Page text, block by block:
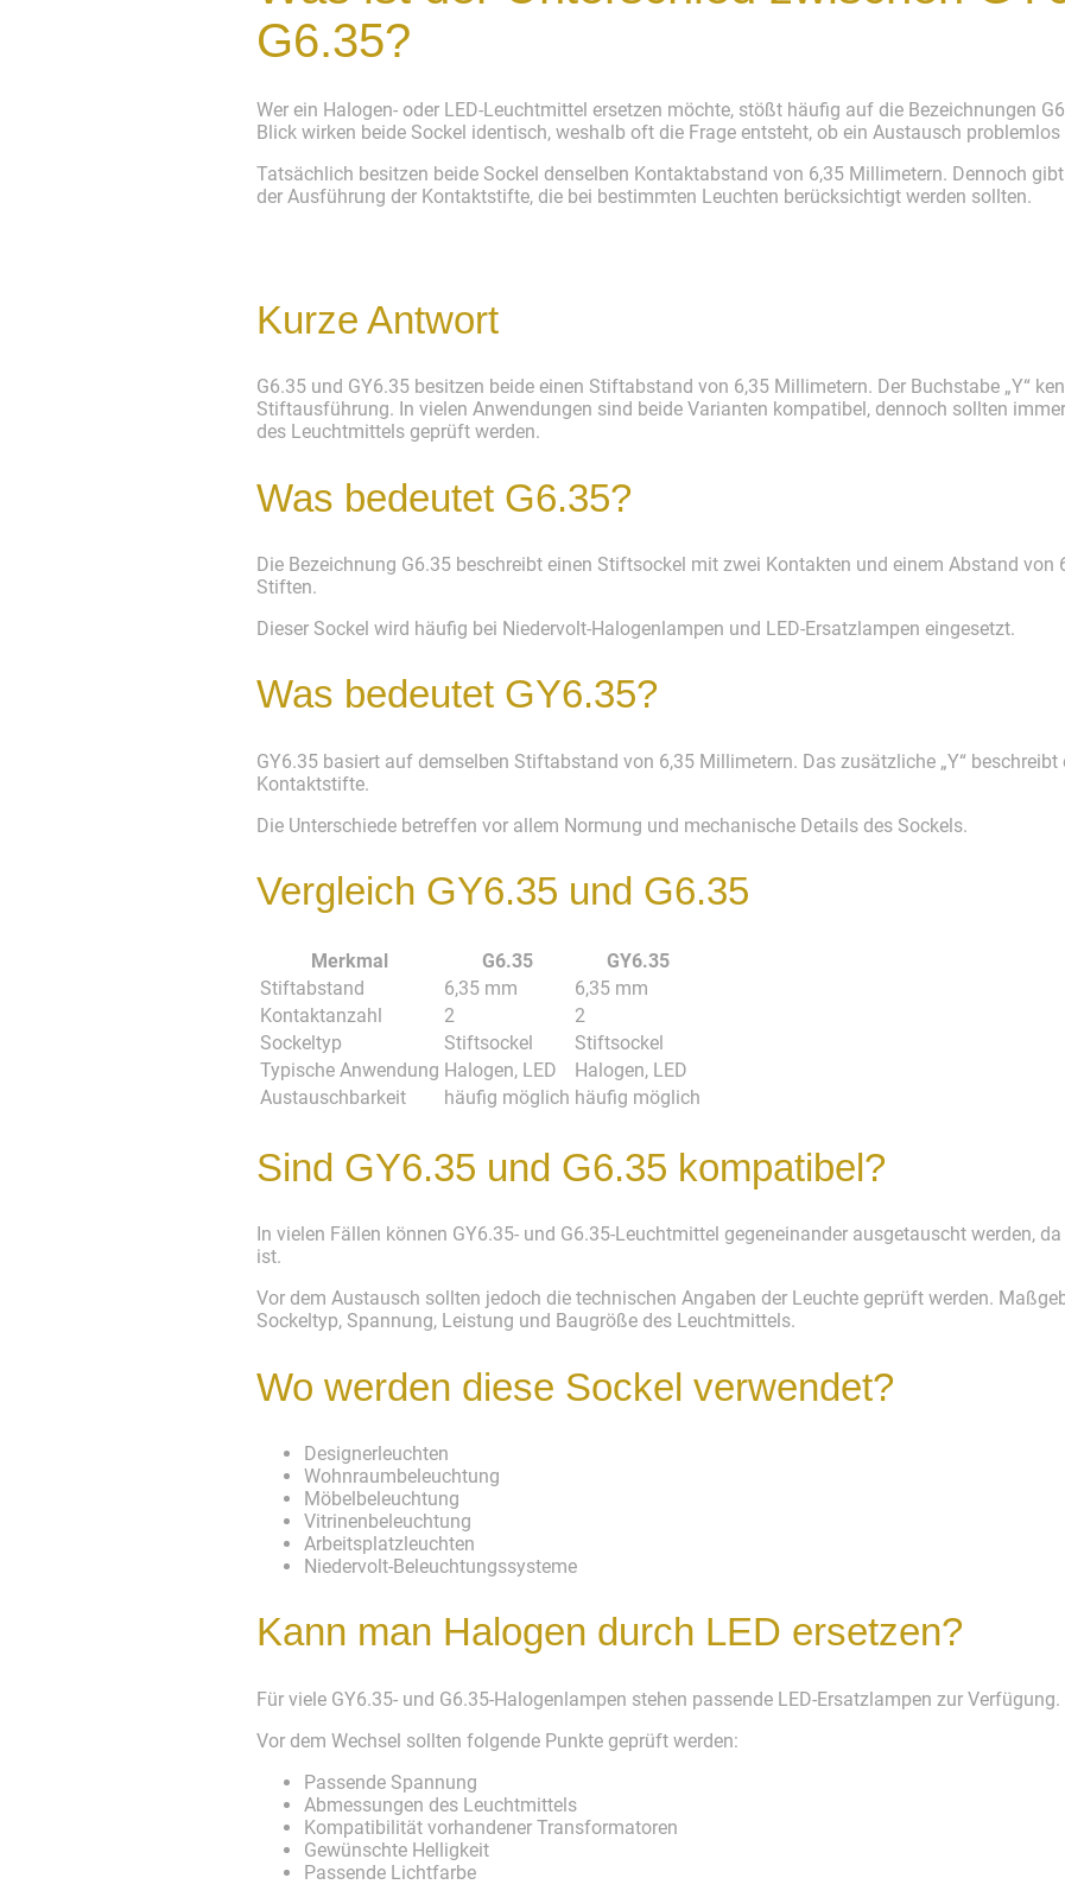
G6.35?
Wer ein Halogen- oder LED-Leuchtmittel ersetzen möchte, stößt häufig auf die Bezeichnungen
Blick wirken beide Sockel identisch, weshalb oft die Frage entsteht, ob ein Austausch
Tatsächlich besitzen beide Sockel denselben Kontaktabstand von 6,35 Millimetern. Dennoch
der Ausführung der Kontaktstifte, die bei bestimmten Leuchten berücksichtigt werden sollten.
Kurze Antwort
G6.35 und GY6.35 besitzen beide einen Stiftabstand von 6,35 Millimetern. Der Buchstabe „Y“
Stiftausführung. In vielen Anwendungen sind beide Varianten kompatibel, dennoch sollten
des Leuchtmittels geprüft werden.
Was bedeutet G6.35?
Die Bezeichnung G6.35 beschreibt einen Stiftsockel mit zwei Kontakten und einem Abstand von
Stiften.
Dieser Sockel wird häufig bei Niedervolt-Halogenlampen und LED-Ersatzlampen eingesetzt.
Was bedeutet GY6.35?
GY6.35 basiert auf demselben Stiftabstand von 6,35 Millimetern. Das zusätzliche „Y“
Kontaktstifte.
Die Unterschiede betreffen vor allem Normung und mechanische Details des Sockels.
Vergleich GY6.35 und G6.35
Merkmal G6.35
GY6.35
Stiftabstand
6,35 mm
6,35 mm
Kontaktanzahl
2
2
Sockeltyp
Stiftsockel
Stiftsockel
Typische Anwendung Halogen, LED
Halogen, LED
Austauschbarkeit
häufig möglich häufig möglich
Sind GY6.35 und G6.35 kompatibel?
In vielen Fällen können GY6.35- und G6.35-Leuchtmittel gegeneinander ausgetauscht werden,
ist.
Vor dem Austausch sollten jedoch die technischen Angaben der Leuchte geprüft werden.
Sockeltyp, Spannung, Leistung und Baugröße des Leuchtmittels.
Wo werden diese Sockel verwendet?
Designerleuchten
Wohnraumbeleuchtung
Möbelbeleuchtung
Vitrinenbeleuchtung
Arbeitsplatzleuchten
Niedervolt-Beleuchtungssysteme
Kann man Halogen durch LED ersetzen?
Für viele GY6.35- und G6.35-Halogenlampen stehen passende LED-Ersatzlampen zur Verfügung.
Vor dem Wechsel sollten folgende Punkte geprüft werden:
Passende Spannung
Abmessungen des Leuchtmittels
Kompatibilität vorhandener Transformatoren
Gewünschte Helligkeit
Passende Lichtfarbe